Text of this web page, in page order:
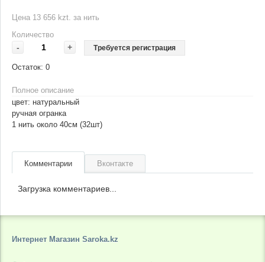
Цена 13 656 kzt. за нить
Количество
- + Требуется регистрация
Остаток: 0
Полное описание
цвет: натуральный
ручная огранка
1 нить около 40см (32шт)
Комментарии Вконтакте
Загрузка комментариев...
Интернет Магазин Saroka.kz